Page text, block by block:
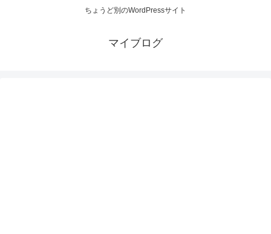
ちょうど別のWordPressサイト
マイブログ